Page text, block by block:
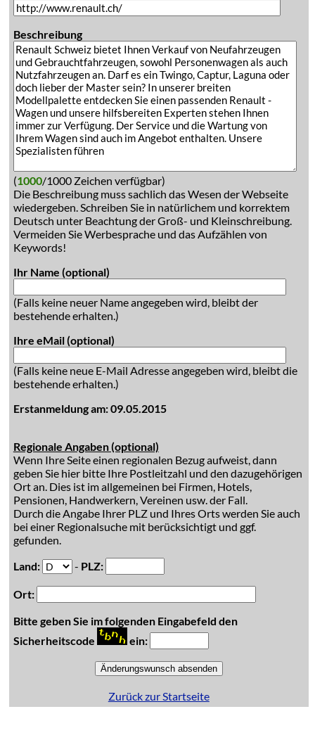
Beschreibung
(1000/1000 Zeichen verfügbar)
Die Beschreibung muss sachlich das Wesen der Webseite
wiedergeben. Schreiben Sie in natürlichem und korrektem
Deutsch unter Beachtung der Groß- und Kleinschreibung.
Vermeiden Sie Werbesprache und das Aufzählen von
Keywords!
Ihr Name (optional)
(Falls keine neuer Name angegeben wird, bleibt der
bestehende erhalten.)
Ihre eMail (optional)
(Falls keine neue E-Mail Adresse angegeben wird, bleibt die
bestehende erhalten.)
Erstanmeldung am: 09.05.2015
Regionale Angaben (optional)
Wenn Ihre Seite einen regionalen Bezug aufweist, dann
geben Sie hier bitte Ihre Postleitzahl und den dazugehörigen
Ort an. Dies ist im allgemeinen bei Firmen, Hotels,
Pensionen, Handwerkern, Vereinen usw. der Fall.
Durch die Angabe Ihrer PLZ und Ihres Orts werden Sie auch
bei einer Regionalsuche mit berücksichtigt und ggf.
gefunden.
Land:
- PLZ:
Ort:
Bitte geben Sie im folgenden Eingabefeld den
Sicherheitscode
ein:
Zurück zur Startseite